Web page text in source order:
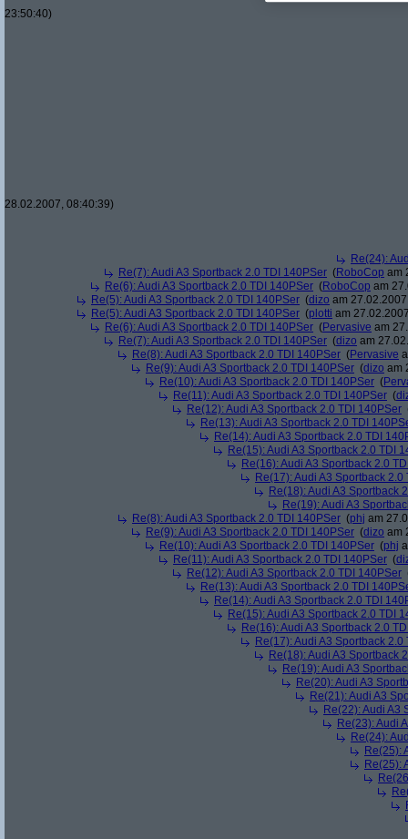
23:50:40)
28.02.2007, 08:40:39)
Re(24):
Re(7): Audi A3 Sportback 2.0 TDI 140PSer (RoboCop am
Re(6): Audi A3 Sportback 2.0 TDI 140PSer (RoboCop am
Re(5): Audi A3 Sportback 2.0 TDI 140PSer (dizo am
Re(5): Audi A3 Sportback 2.0 TDI 140PSer (plotti am
Re(6): Audi A3 Sportback 2.0 TDI 140PSer (Pervasive am
Re(7): Audi A3 Sportback 2.0 TDI 140PSer (dizo am
Re(8): Audi A3 Sportback 2.0 TDI 140PSer (Pervasive
Re(9): Audi A3 Sportback 2.0 TDI 140PSer (dizo am
Re(10): Audi A3 Sportback 2.0 TDI 140PSer (
Re(11): Audi A3 Sportback 2.0 TDI 140PSer (
Re(12): Audi A3 Sportback 2.0 TDI 140PSer
Re(13): Audi A3 Sportback 2.0 TDI
Re(14): Audi A3 Sportback 2.0 TDI
Re(15): Audi A3 Sportback 2.0 TDI
Re(16): Audi A3 Sportback 2.0
Re(17): Audi A3 Sportback 2.0
Re(18): Audi A3 Sportback
Re(19): Audi A3
Re(8): Audi A3 Sportback 2.0 TDI 140PSer (phj am
Re(9): Audi A3 Sportback 2.0 TDI 140PSer (dizo am
Re(10): Audi A3 Sportback 2.0 TDI 140PSer (phj
Re(11): Audi A3 Sportback 2.0 TDI 140PSer (
Re(12): Audi A3 Sportback 2.0 TDI 140PSer
Re(13): Audi A3 Sportback 2.0 TDI
Re(14): Audi A3 Sportback 2.0 TDI
Re(15): Audi A3 Sportback 2.0 TDI
Re(16): Audi A3 Sportback 2.0
Re(17): Audi A3 Sportback 2.0
Re(18): Audi A3 Sportback
Re(19): Audi A3
Re(20): Audi A3
Re(21): Audi A3
Re(22): Audi A3
Re(23): Audi
Re(24):
Re(25):
Re(25):